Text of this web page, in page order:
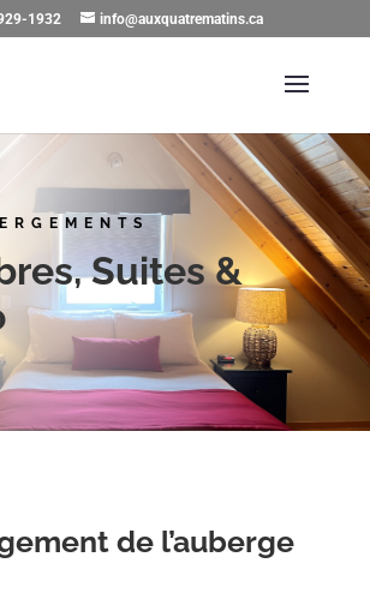
1932 info@auxquatrematins.ca
Suites &
de l’auberge